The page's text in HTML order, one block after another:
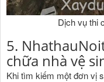
Dịch vụ thi
5.
chữa nhà vệ
Khi tìm kiếm một đơn vị